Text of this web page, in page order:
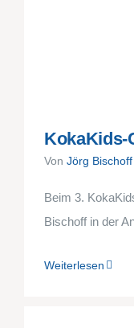
KokaKids-
Von Jörg Bischoff
Beim 3.
Bischoff in der
Weiterlesen